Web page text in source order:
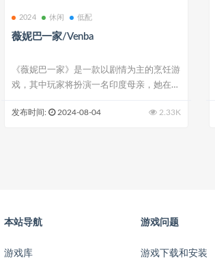
2024 休闲 低配
薇妮巴一家/Venba
《薇妮巴一家》是一款以剧情为主的烹饪游
戏，其中玩家将扮演一名印度母亲，她在
发布时间: 2024-08-04 2.33K
本站导航
游戏库
游戏问题
游戏下载和安装